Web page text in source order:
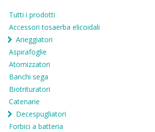
Tutti i prodotti
Accessori tosaerba elicoidali
Arieggiatori
Aspirafoglie
Atomizzatori
Banchi sega
Biotrituratori
Catenarie
Decespugliatori
Forbici a batteria